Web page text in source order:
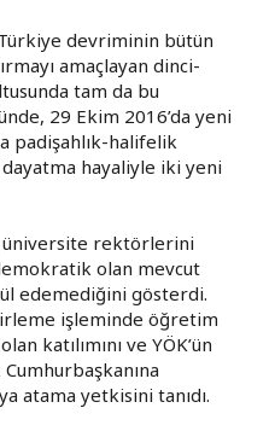
Türkiye devriminin bütün
amaçlayan dinci-
tam da bu
29 Ekim 2016’da yeni
padişahlık-halifelik
hayaliyle iki yeni
üniversite rektörlerini
olan mevcut
edemediğini gösterdi.
işleminde öğretim
katılımını ve YÖK’ün
atama yetkisini tanıdı.